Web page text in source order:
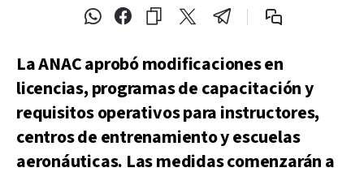
La ANAC aprobó modificaciones en
licencias, programas de capacitación y
requisitos operativos para instructores,
centros de entrenamiento y escuelas
aeronáuticas. Las medidas comenzarán a